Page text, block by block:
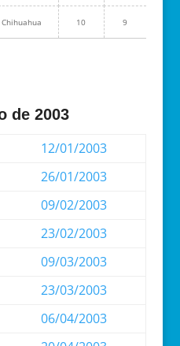
Chihuahua 10 9
de 2003
12/01/2003
26/01/2003
09/02/2003
23/02/2003
09/03/2003
23/03/2003
06/04/2003